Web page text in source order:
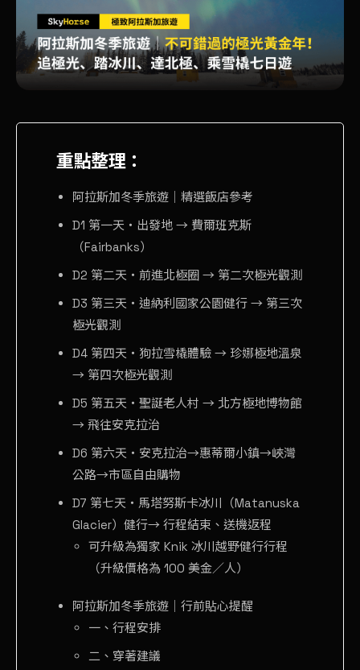
重點整理：
阿拉斯加冬季旅遊｜精選飯店參考
D1 第一天・出發地 → 費爾班克斯
（Fairbanks）
D2 第二天・前進北極圈 → 第二次極光觀測
D3 第三天・迪納利國家公園健行 → 第三次
極光觀測
D4 第四天・狗拉雪橇體驗 → 珍娜極地溫泉
→ 第四次極光觀測
D5 第五天・聖誕老人村 → 北方極地博物館
→ 飛往安克拉治
D6 第六天・安克拉治→惠蒂爾小鎮→峽灣
公路→市區自由購物
D7 第七天・馬塔努斯卡冰川（Matanuska
Glacier）健行→ 行程結束、送機返程
可升級為獨家 Knik 冰川越野健行行程
（升級價格為 100 美金／人）
阿拉斯加冬季旅遊｜行前貼心提醒
一、行程安排
二、穿著建議